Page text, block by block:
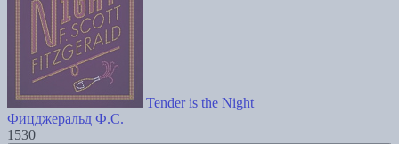
Tender is the Night
Фицджеральд Ф.С.
1530